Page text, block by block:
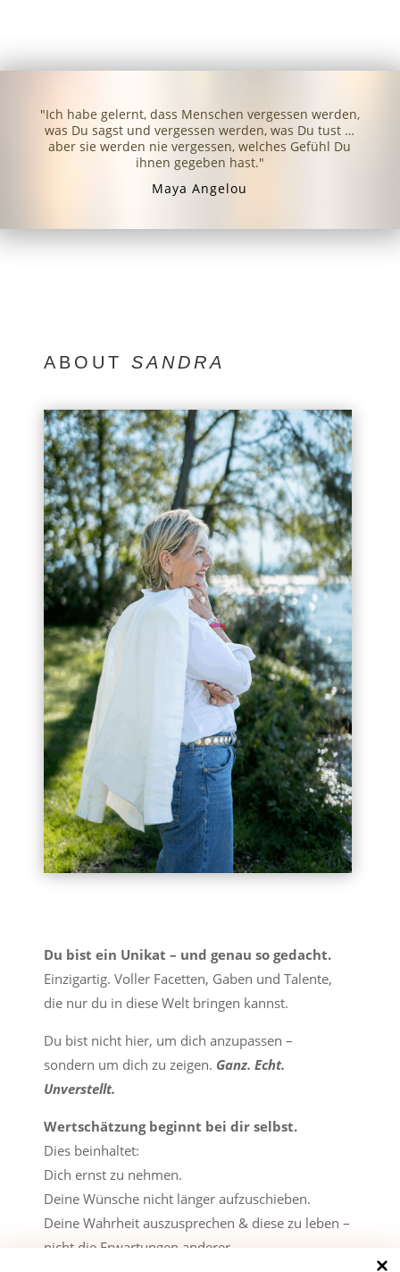
"Ich habe gelernt, dass Menschen vergessen werden,
was Du sagst und vergessen werden, was Du tust …
aber sie werden nie vergessen, welches Gefühl Du
ihnen gegeben hast."
Maya Angelou
ABOUT SANDRA
Du bist ein Unikat – und genau so gedacht.
Einzigartig. Voller Facetten, Gaben und Talente,
die nur du in diese Welt bringen kannst.
Du bist nicht hier, um dich anzupassen –
sondern um dich zu zeigen. Ganz. Echt.
Unverstellt.
Wertschätzung beginnt bei dir selbst.
Dies beinhaltet:
Dich ernst zu nehmen.
Deine Wünsche nicht länger aufzuschieben.
Deine Wahrheit auszusprechen & diese zu leben –
nicht die Erwartungen anderer.